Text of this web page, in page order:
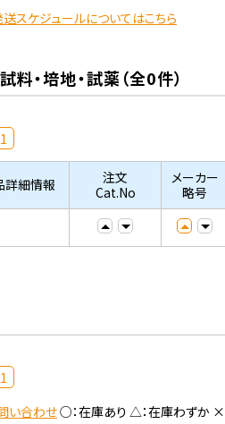
スケジュールについてはこちら
料・培地・試薬（全0件）
1
詳細情報
注文
Cat.No
メーカー
略号
1
い合わせ○：在庫あり △：在庫わずか ×